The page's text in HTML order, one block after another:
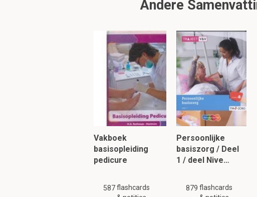
Welke maatregelen moet
- Zuurstof
- Intubeermiddelen
- Infuus
- Scheerapparaat
- Röntgenapparaat aan
- Hokje klaarmaken, warmtemat
-Valium, adrenaline
- verbandmateriaal
Om verder te
Andere
Vakboek
basisopleiding
pedicure
587flashcards
Persoonlijke
basiszorg / Deel
1 / deel Nive…
879 flashcards